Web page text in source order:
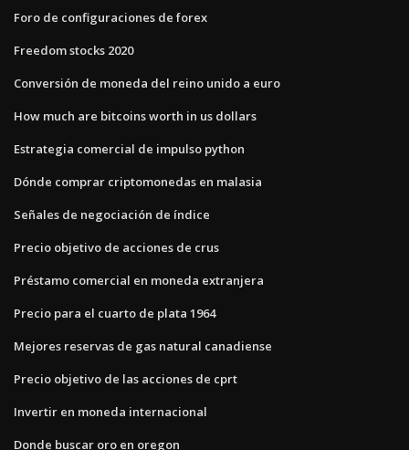
Foro de configuraciones de forex
Freedom stocks 2020
Conversión de moneda del reino unido a euro
How much are bitcoins worth in us dollars
Estrategia comercial de impulso python
Dónde comprar criptomonedas en malasia
Señales de negociación de índice
Precio objetivo de acciones de crus
Préstamo comercial en moneda extranjera
Precio para el cuarto de plata 1964
Mejores reservas de gas natural canadiense
Precio objetivo de las acciones de cprt
Invertir en moneda internacional
Donde buscar oro en oregon